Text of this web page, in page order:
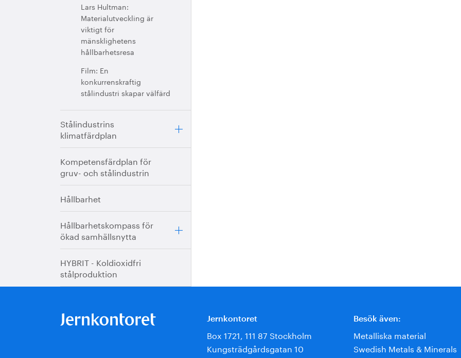
Lars Hultman:
Materialutveckling är
viktigt för
mänsklighetens
hållbarhetsresa
Film: En
konkurrenskraftig
stålindustri skapar välfärd
Stålindustrins
klimatfärdplan
Kompetensfärdplan för
gruv- och stålindustrin
Hållbarhet
Hållbarhetskompass för
ökad samhällsnytta
HYBRIT - Koldioxidfri
stålproduktion
Jernkontoret
Box 1721, 111 87 Stockholm
Kungsträdgårdsgatan 10
Besök även:
Metalliska material
Swedish Metals & Minerals